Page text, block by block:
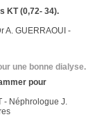
KT (0,72- 34).
A. GUERRAOUI -
une bonne dialyse.
pour
- Néphrologue J.